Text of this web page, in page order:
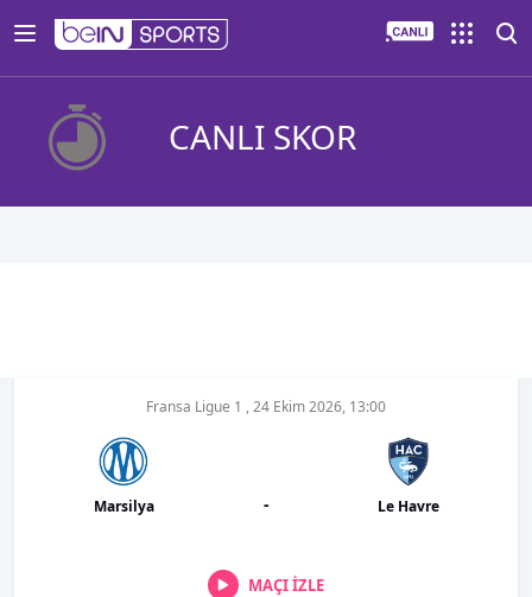
CANLI SKOR
Fransa Ligue 1 , 24 Ekim 2026, 13:00
Marsilya -
MAÇI İZLE
Le Havre